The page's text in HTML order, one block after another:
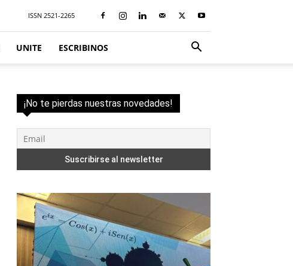
ISSN 2521-2265
UNITE ESCRIBINOS
¡No te pierdas nuestras novedades!